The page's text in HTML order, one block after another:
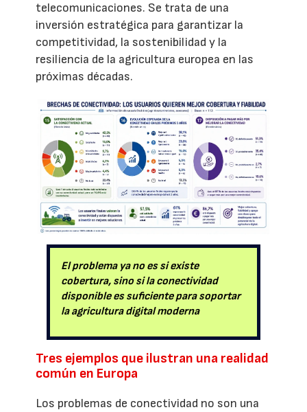
telecomunicaciones. Se trata de una
inversión estratégica para garantizar la
competitividad, la sostenibilidad y la
resiliencia de la agricultura europea en las
próximas décadas.
El problema ya no es si existe
cobertura, sino si la conectividad
disponible es suficiente para soportar
la agricultura digital moderna
Tres ejemplos que ilustran una realidad
común en Europa
Los problemas de conectividad no son una